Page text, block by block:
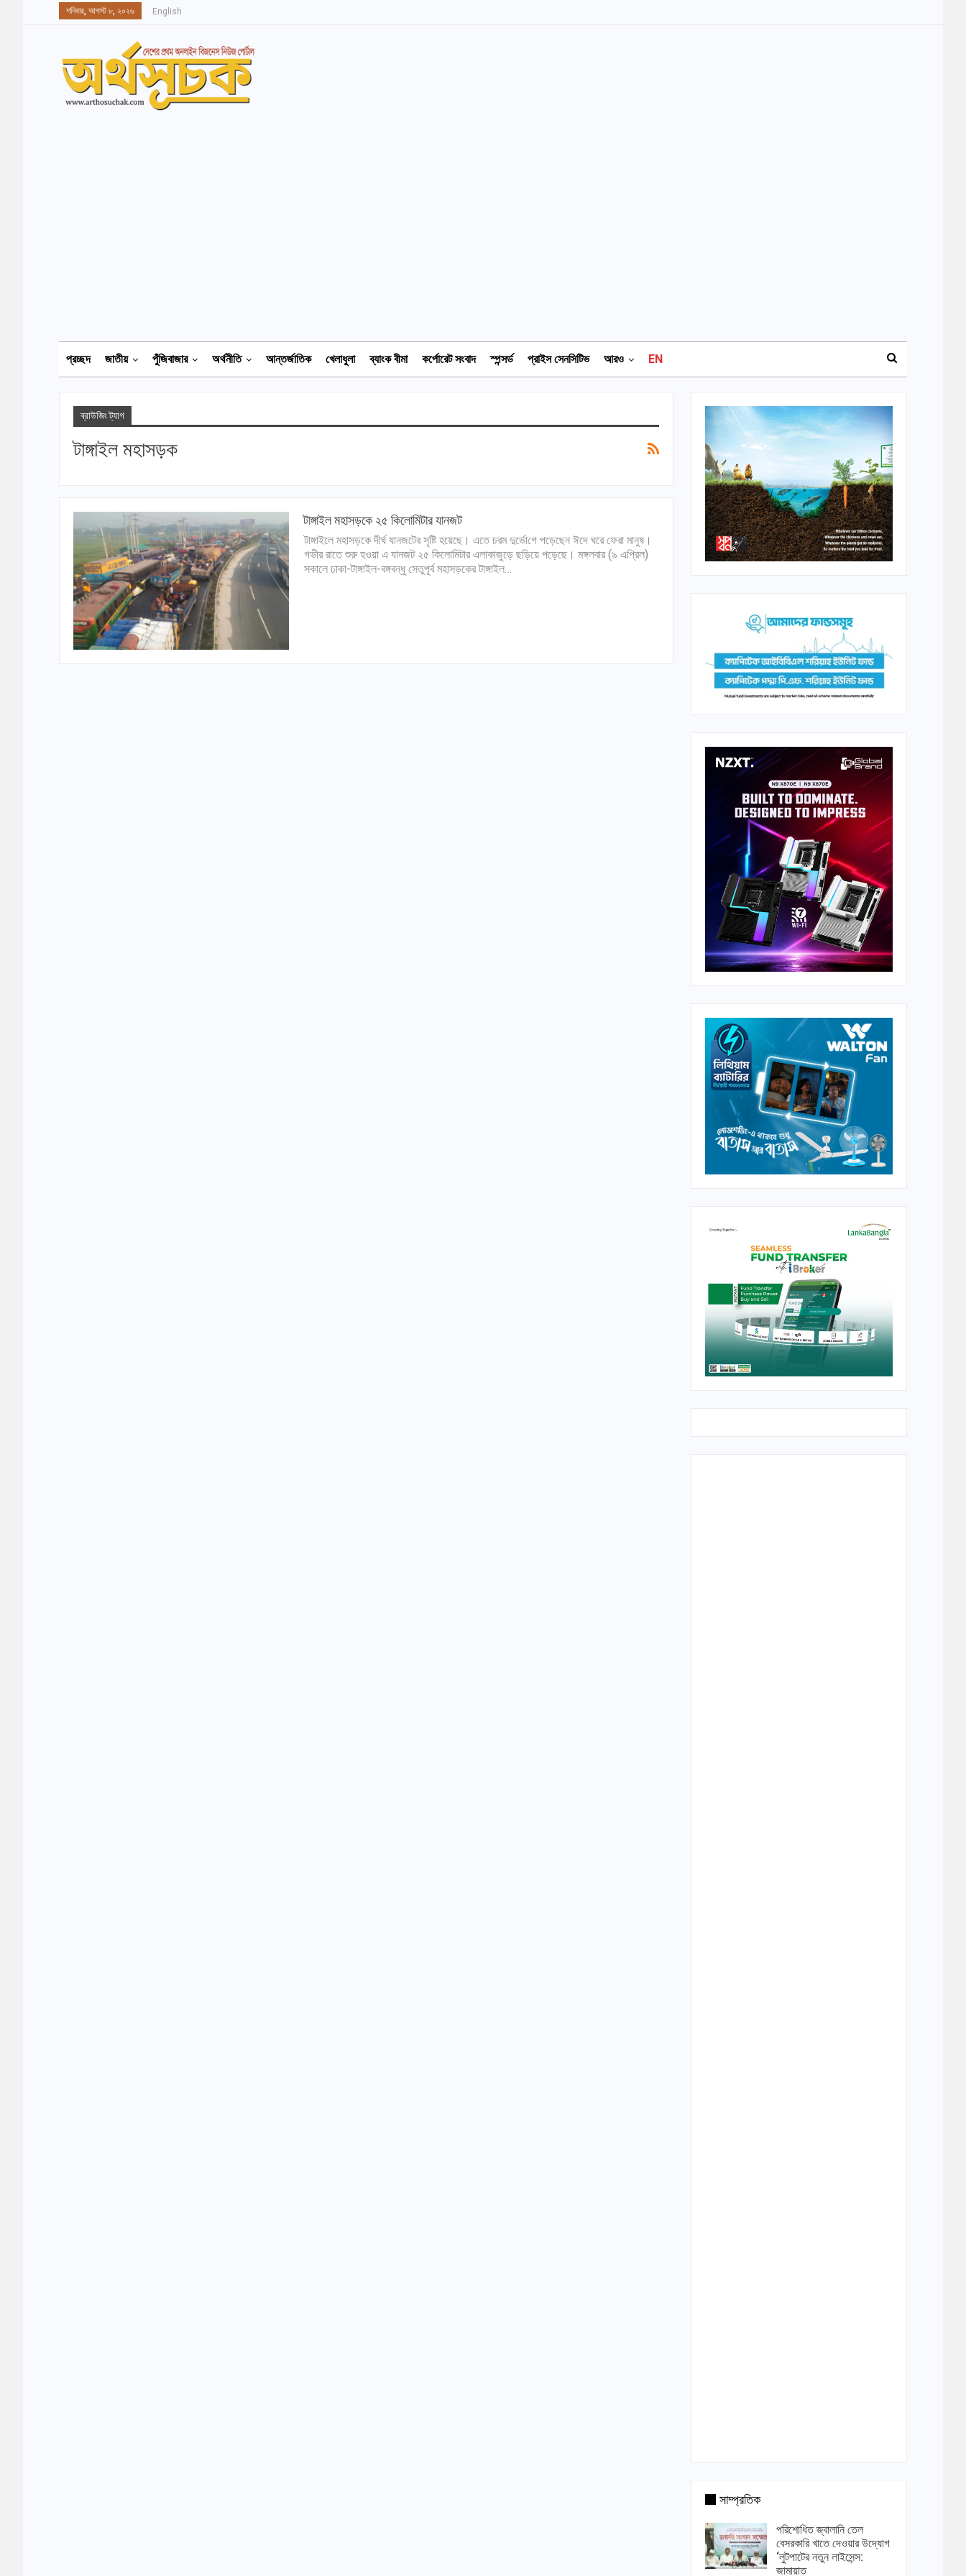
শনিবার, আগস্ট ৮, ২০২৬ English
প্রচ্ছদ জাতীয় পুঁজিবাজার অর্থনীতি আন্তর্জাতিক খেলাধুলা ব্যাংক বীমা কর্পোরেট সংবাদ স্পন্সর্ড প্রাইস সেনসিটিভ আরও EN
ব্রাউজিং ট্যাগ
টাঙ্গাইল মহাসড়ক
টাঙ্গাইল মহাসড়কে ২৫ কিলোমিটার যানজট
টাঙ্গাইলে মহাসড়কে দীর্ঘ যানজটের সৃ‌ষ্টি হয়েছে। এতে চরম দুর্ভো‌গে পড়েছেন ঈদে ঘরে ফেরা মানুষ।
গভীর রাতে শুরু হওয়া এ যানজট ২৫ কিলোমিটার এলাকাজুড়ে ছড়িয়ে পড়েছে। মঙ্গলবার (৯ এপ্রিল)
সকালে ঢাকা-টাঙ্গাইল-বঙ্গবন্ধু সেতুপূর্ব মহাস‌ড়কের টাঙ্গাইল…
সাম্প্রতিক
পরিশোধিত জ্বালানি তেল
বেসরকারি খাতে দেওয়ার উদ্যোগ
‘লুটপাটের নতুন লাইসেন্স:
জামায়াত